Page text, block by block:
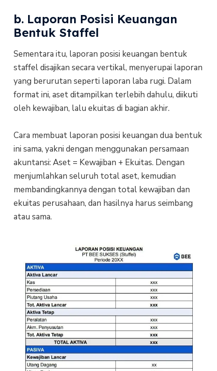
b. Laporan Posisi Keuangan
Bentuk Staffel
Sementara itu, laporan posisi keuangan bentuk
staffel disajikan secara vertikal, menyerupai laporan
yang berurutan seperti laporan laba rugi. Dalam
format ini, aset ditampilkan terlebih dahulu, diikuti
oleh kewajiban, lalu ekuitas di bagian akhir.
Cara membuat laporan posisi keuangan dua bentuk
ini sama, yakni dengan menggunakan persamaan
akuntansi: Aset = Kewajiban + Ekuitas. Dengan
menjumlahkan seluruh total aset, kemudian
membandingkannya dengan total kewajiban dan
ekuitas perusahaan, dan hasilnya harus seimbang
atau sama.